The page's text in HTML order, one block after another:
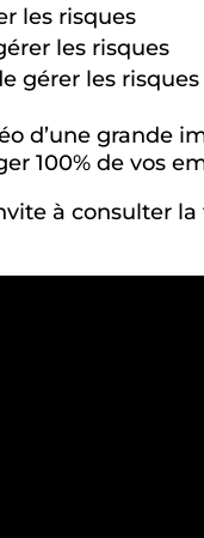
les risques
les risques
gérer les risques
d’une grande
100% de vos
à consulter